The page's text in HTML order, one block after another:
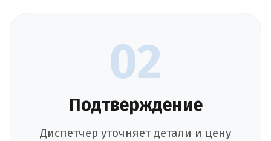
02
Подтверждение
Диспетчер уточняет детали и цену